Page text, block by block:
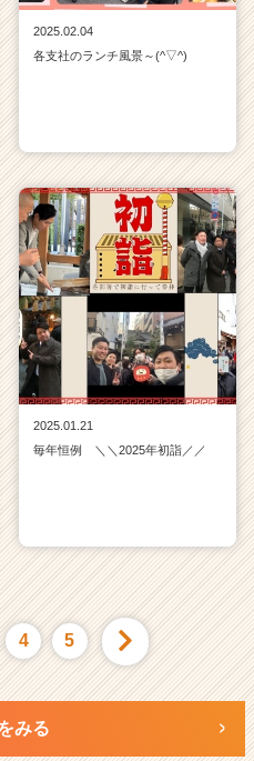
2025.02.04
各支社のランチ風景～(^▽^)
2025.01.21
毎年恒例 ＼＼2025年初詣／／
4 5
みる